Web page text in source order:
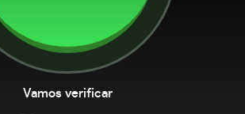
Vamos verificar